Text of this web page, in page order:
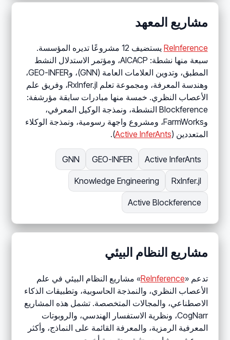
مشاريع المعهد
ReInference
يستضيف 12 مشروعًا تديره المؤسسة.
سبعة منها نشطة: AICACP، ومؤتمر الاستدلال النشط
المطبق، وتدوين العلامات العامة (GNN)، وGEO-INFER،
وهندسة المعرفة، ومجموعة تعلم RxInfer.jl، وفريق علم
الأعصاب النظري. خمسة منها مبادرات سابقة مؤرشفة:
Blockference النشطة، ونمذجة الوكيل المعرفي،
وFarmWorks، ومشروع واجهة رسومية، ونمذجة الوكلاء
المتعددين (Active InferAnts
).
Active InferAnts
GEO-INFER
GNN
RxInfer.jl
Knowledge Engineering
Active Blockference
مشاريع النظام البيئي
تدعم «ReInference» مشاريع النظام البيئي في علم
الأعصاب النظري، والنمذجة الحاسوبية، وتطبيقات الذكاء
الاصطناعي، والمجالات المتخصصة. تشمل هذه المشاريع
CogNarr، ونظرية الاستفسار الهندسي، والروبوتات
المعرفية الرمزية، والمعرفة القائمة على النماذج، وأكثر